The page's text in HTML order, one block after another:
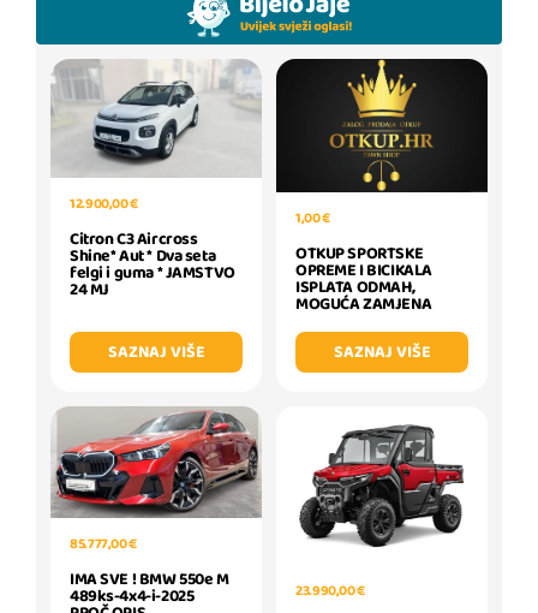
12.900,00 €
Citron C3 Aircross
Shine* Aut * Dva seta
felgi i guma * JAMSTVO
24 MJ
SAZNAJ VIŠE
1,00 €
OTKUP SPORTSKE
OPREME I BICIKALA
ISPLATA ODMAH,
MOGUĆA ZAMJENA
SAZNAJ VIŠE
85.777,00 €
IMA SVE ! BMW 550e M
489ks-4x4-i-2025 23.990,00 €